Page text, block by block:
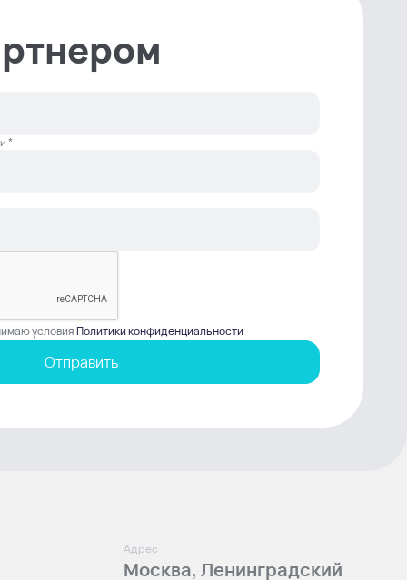
*
условияПолитики конфиденциальности
Отправить
Адрес
Москва, Ленинградский